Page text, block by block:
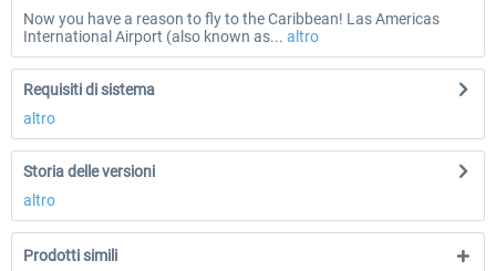
Now you have a reason to fly to the Caribbean! Las Americas
International Airport (also known as... altro
Requisiti di sistema
altro
Storia delle versioni
altro
Prodotti simili